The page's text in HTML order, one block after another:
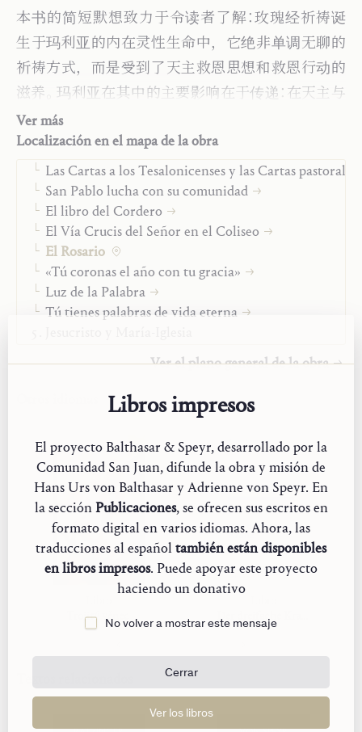
Idioma original: Alemán
Editorial:
Saint John Publications
Traductor: Rongfang Zhang
Año: 2023
Tipo: Libro
本书的简短默想致力于令读者了解：玫瑰经祈祷诞
生于玛利亚的内在灵性生命中，它绝非单调无聊的
祈祷方式，而是受到了天主救恩思想和救恩行动的
滋养。玛利亚在其中的主要影响在于传递：在天主与
世界之间、在基督与教会之间、在灵性与肉体之间、
在教会的两种生活方式之间、在圣人的世界与罪人
的世界之间、在人生所有的十字路口，圣母都是我
们的指路明灯。圣母是我们的中保，当我们求她转
祷时，只有明认她所传递的一切，我们的祈祷才有
意义；她所传递的就是：世界的救恩是借着基督而来；
他是天主子，我们的主；天父将他赐予我们，他与
天父共同将天主圣神倾注在我们的心中。
Ver más
Localización en el mapa de la obra
Ensayos teológicos
Monografías
Palabra de Dios y oración contemplativa
La oración contemplativa
Meditar cristianamente
Rey David
Navidad y adoración
«Venid y ved»
Las Cartas a los Tesalonicenses y las Cartas pastorales
San Pablo lucha con su comunidad
El libro del Cordero
El Vía Crucis del Señor en el Coliseo
El Rosario
«Tú coronas el año con tu gracia»
Luz de la Palabra
Tú tienes palabras de vida eterna
«Studienausgabe»
Ver el plano general de la obra
Trojitý věnec
Libros impresos
El proyecto Balthasar & Speyr, desarrollado por la
Comunidad San Juan, difunde la obra y misión de
Hans Urs von Balthasar y Adrienne von Speyr. En
la secciónPublicaciones, se ofrecen sus escritos en
formato digital en varios idiomas. Ahora, las
traducciones al españoltambién están disponibles
en libros impresos. Puede apoyar este proyecto
haciendo un donativo
No volver a mostrar este mensaje
Cerrar
Ver los libros